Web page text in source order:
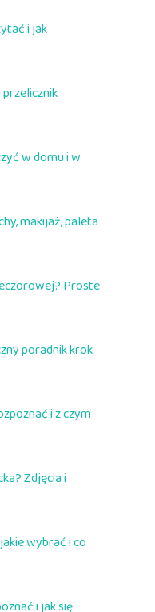
i jak
w domu i w
makijaż, paleta
Proste
poradnik krok
i z czym
Zdjęcia i
wybrać i co
i jak się